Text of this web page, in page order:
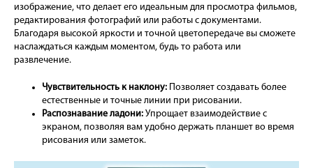
изображение, что делает его идеальным для просмотра фильмов,
редактирования фотографий или работы с документами.
Благодаря высокой яркости и точной цветопередаче вы сможете
наслаждаться каждым моментом, будь то работа или
развлечение.
Чувствительность к наклону: Позволяет создавать более
естественные и точные линии при рисовании.
Распознавание ладони: Упрощает взаимодействие с
экраном, позволяя вам удобно держать планшет во время
рисования или заметок.